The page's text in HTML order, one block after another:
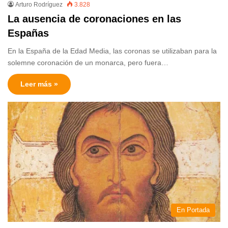
Arturo Rodríguez 3.828
La ausencia de coronaciones en las
Españas
En la España de la Edad Media, las coronas se utilizaban para la
solemne coronación de un monarca, pero fuera…
Leer más »
En Portada